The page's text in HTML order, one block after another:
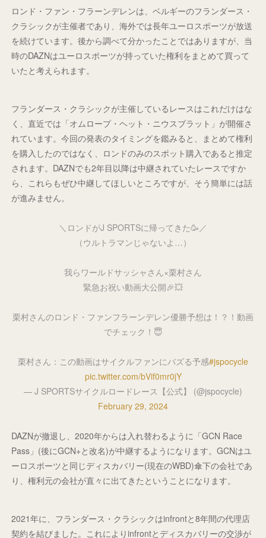
ロンド・ファン・フラーンデレンは、ベルギーのフランダース・
クラシックが主催者であり、海外では長年ユーロスポーツが放送
を続けています。後から調べて分かったことではありますが、当
時のDAZNはユーロスポーツが持っていた権利をまとめて買って
いたと考えられます。
フランダース・クラシックが主催しているレースはこれだけはな
く、直近では「オムロープ・ヘット・ニウスブラット」が開催さ
れています。今回の発表のタイミングを鑑みると、まとめて権利
を購入したのではなく、ロンドのみのスポット購入であると推定
されます。DAZNでも2年目以降は中継されていたレースですか
ら、これらもぜひ中継してほしいところですが、そう簡単には話
が進みません。
＼ロンドがJ SPORTSに帰ってきた🥳／
（ウルトラマンじゃないよ…）
我らワールドサッシャさん×栗村さん
緊急お祝い動画大公開🎉💥
栗村さんのロンド・ファンフラーンデレン優勝予想は！？！動画
でチェック！😇
栗村さん：この動画はサイクルファンにバズる予感#jspocycle
pic.twitter.com/bVif0mr0jY
— J SPORTSサイクルロードレース【公式】 (@jspocycle)
February 29, 2024
DAZNが撤退し、2020年からは入れ替わるように「GCN Race
Pass」(後にGCN+と改名)が中継するようになります。GCNはユ
ーロスポーツと同じディスカバリー(現在のWBD)傘下の会社であ
り、権利元の会社が直々に出てきたということになります。
2021年に、フランダース・クラシックはinfrontと8年間の代理店
契約を結びました。これによりinfrontとディスカバリーの交渉が